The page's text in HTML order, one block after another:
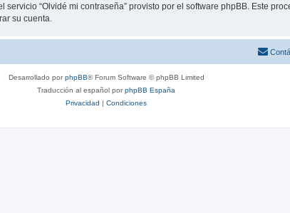
“Olvidé mi contraseña” provisto por el software phpBB. Este
su cuenta.
Desarrollado porphpBB® Forum Software © phpBB Limited
Traducción al español porphpBB España
Privacidad | Condiciones